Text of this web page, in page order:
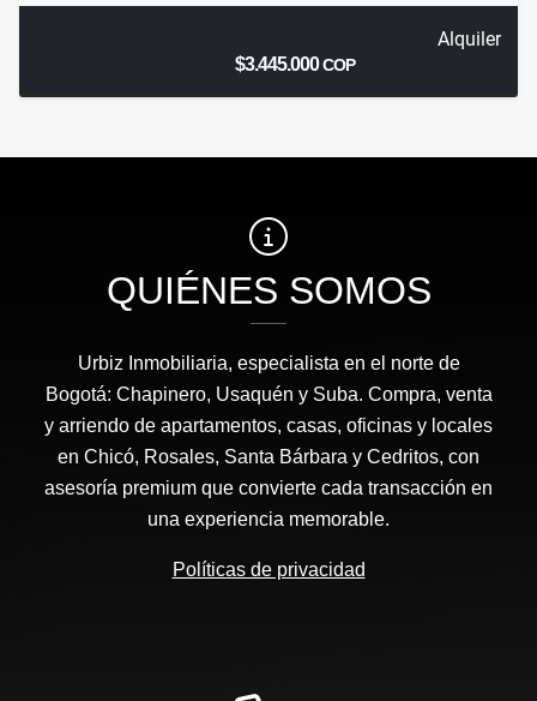
Alquiler
$3.445.000COP
QUIÉNES SOMOS
Urbiz Inmobiliaria, especialista en el norte de
Bogotá: Chapinero, Usaquén y Suba. Compra, venta
y arriendo de apartamentos, casas, oficinas y locales
en Chicó, Rosales, Santa Bárbara y Cedritos, con
asesoría premium que convierte cada transacción en
una experiencia memorable.
Políticas de privacidad